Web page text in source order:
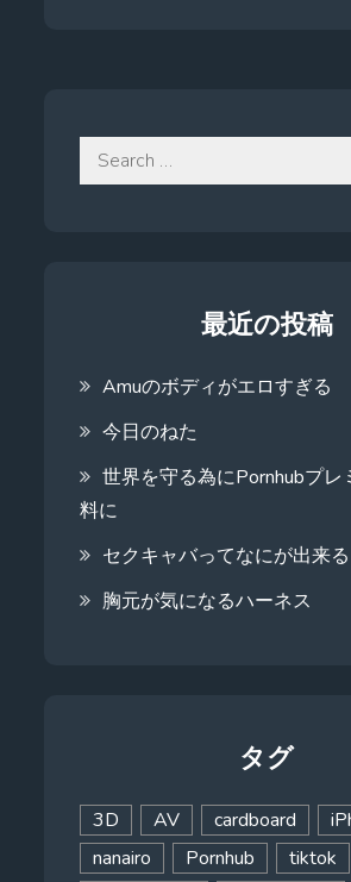
Search
for:
最近の投稿
Amuのボディがエロすぎる
今日のねた
世界を守る為にPornhubプレ
料に
セクキャバってなにが出来る
胸元が気になるハーネス
タグ
3D AV cardboard
nanairo
Pornhub tiktok